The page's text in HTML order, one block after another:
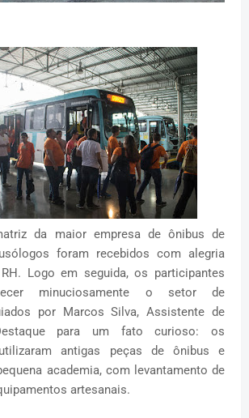
da maior empresa de ônibus de
foram recebidos com alegria
Logo em seguida, os participantes
minuciosamente o setor de
por Marcos Silva, Assistente de
para um fato curioso: os
antigas peças de ônibus e
academia, com levantamento de
artesanais.